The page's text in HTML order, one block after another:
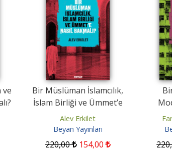
Yürekdede ile Padişah
Cahit Zarifoğlu
ve
Bir Müslüman İslamcılık,
İslam Birliği ve Ümmet’e
Nasıl Bakmalı?
Alev Erkilet
Beyan Yayınları
220,00 154,00
220